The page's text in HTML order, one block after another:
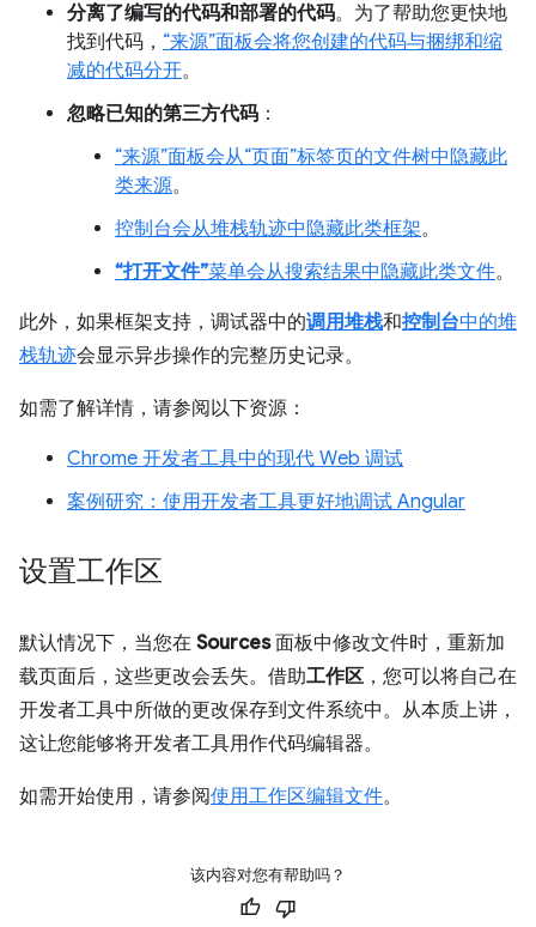
分离了编写的代码和部署的代码。为了帮助您更快地
找到代码， “来源”面板会将您创建的代码与捆绑和缩
减的代码分开。
忽略已知的第三方代码 ：
“来源”面板会从“页面”标签页的文件树中隐藏此
类来源。
控制台会从堆栈轨迹中隐藏此类框架。
“打开文件”菜单会从搜索结果中隐藏此类文件。
此外，如果框架支持，调试器中的调用堆栈和控制台中的堆
栈轨迹会显示异步操作的完整历史记录。
如需了解详情，请参阅以下资源：
Chrome 开发者工具中的现代 Web 调试
案例研究：使用开发者工具更好地调试 Angular
设置工作区
默认情况下，当您在 Sources面板中修改文件时，重新加
载页面后，这些更改会丢失。借助工作区 ，您可以将自己在
开发者工具中所做的更改保存到文件系统中。从本质上讲，
这让您能够将开发者工具用作代码编辑器。
如需开始使用，请参阅使用工作区编辑文件。
该内容对您有帮助吗？